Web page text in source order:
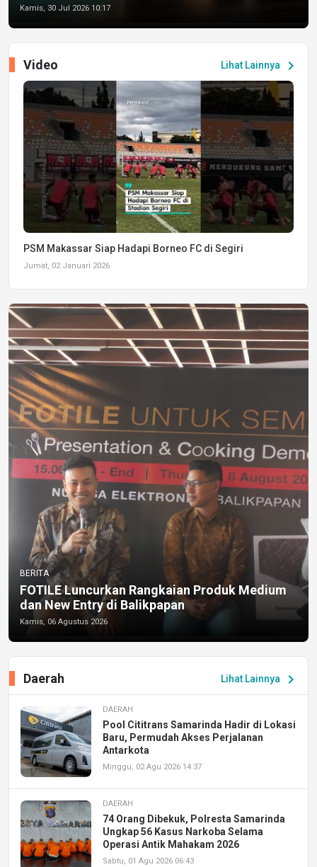
Kamis, 30 Jul 2026 10:17
Lihat Lainnya chevron_right
Video
PSM Makassar Siap Hadapi Borneo FC di Segiri
Jumat, 02 Januari 2026
BERITA
FOTILE Luncurkan Rangkaian Produk Medium
dan New Entry di Balikpapan
Kamis, 06 Agustus 2026
Lihat Lainnya chevron_right
Daerah
DAERAH
Pool Cititrans Samarinda Hadir di Lokasi
Baru, Permudah Akses Perjalanan
Antarkota
Minggu, 02 Agu 2026 14:37
DAERAH
74 Orang Dibekuk, Polresta Samarinda
Ungkap 56 Kasus Narkoba Selama
Operasi Antik Mahakam 2026
Sabtu, 01 Agu 2026 06:43